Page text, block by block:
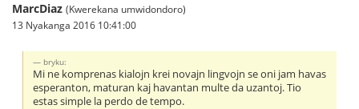
MarcDiaz (Kwerekana umwidondoro)
13 Nyakanga 2016 10:41:00
bryku:
Mi ne komprenas kialojn krei novajn lingvojn se oni jam havas
esperanton, maturan kaj havantan multe da uzantoj. Tio
estas simple la perdo de tempo.